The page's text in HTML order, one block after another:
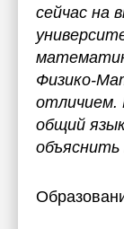
сейчас на
Физико-
отличием.
общий